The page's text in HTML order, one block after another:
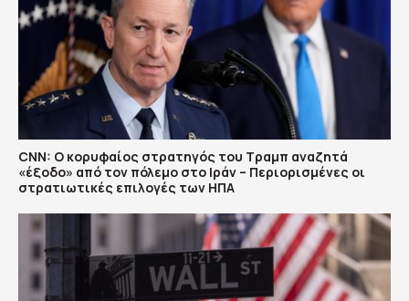
CNN: Ο κορυφαίος στρατηγός του Τραμπ αναζητά
«έξοδο» από τον πόλεμο στο Ιράν – Περιορισμένες οι
στρατιωτικές επιλογές των ΗΠΑ